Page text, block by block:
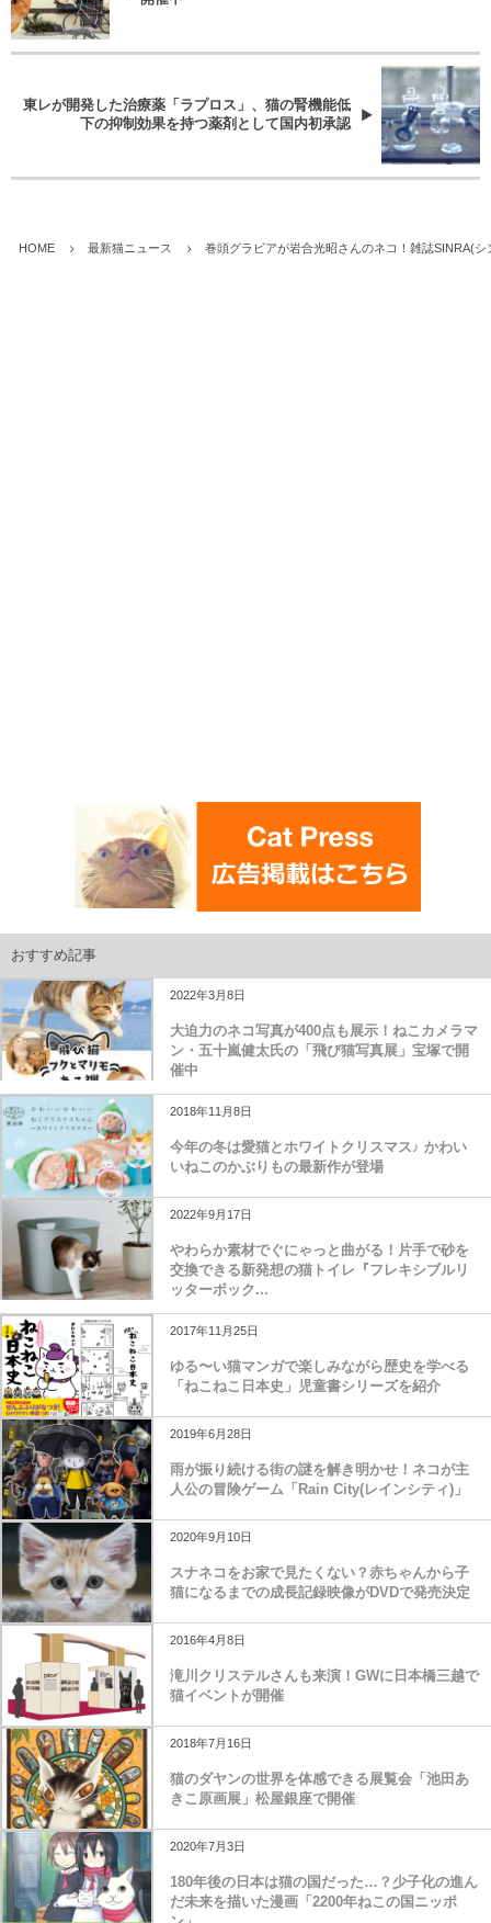
東レが開発した治療薬「ラプロス」、猫の腎機能低
下の抑制効果を持つ薬剤として国内初承認
HOME 最新猫ニュース 巻頭グラビアが岩合光昭さんのネコ！雑誌SINRA(
おすすめ記事
2022年3月8日
大迫力のネコ写真が400点も展示！ねこカメラマ
ン・五十嵐健太氏の「飛び猫写真展」宝塚で開
催中
2018年11月8日
今年の冬は愛猫とホワイトクリスマス♪ かわい
いねこのかぶりもの最新作が登場
2022年9月17日
やわらか素材でぐにゃっと曲がる！片手で砂を
交換できる新発想の猫トイレ『フレキシブルリ
ッターボック...
2017年11月25日
ゆる〜い猫マンガで楽しみながら歴史を学べる
「ねこねこ日本史」児童書シリーズを紹介
2019年6月28日
雨が振り続ける街の謎を解き明かせ！ネコが主
人公の冒険ゲーム「Rain City(レインシティ)」
2020年9月10日
スナネコをお家で見たくない？赤ちゃんから子
猫になるまでの成長記録映像がDVDで発売決定
2016年4月8日
滝川クリステルさんも来演！GWに日本橋三越で
猫イベントが開催
2018年7月16日
猫のダヤンの世界を体感できる展覧会「池田あ
きこ原画展」松屋銀座で開催
2020年7月3日
180年後の日本は猫の国だった…？少子化の進ん
だ未来を描いた漫画「2200年ねこの国ニッポ